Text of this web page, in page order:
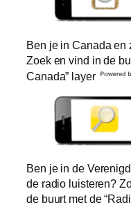
Ben je in Canada en
Zoek en vind in de
Canada” layer
Ben je in de
de radio luisteren?
de buurt met de